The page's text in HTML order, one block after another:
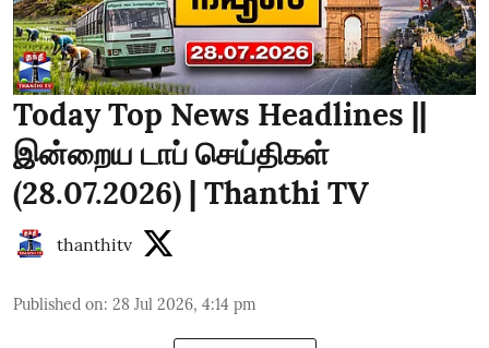
Today Top News Headlines ||
இன்றைய டாப் செய்திகள்
(28.07.2026) | Thanthi TV
thanthitv
Published on: 28 Jul 2026, 4:14 pm